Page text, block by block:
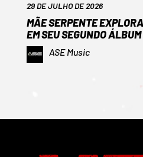
29 DE JULHO DE 2026
MÃE SERPENTE
EM SEU SEGUNDO ÁLBUM
ASE Music